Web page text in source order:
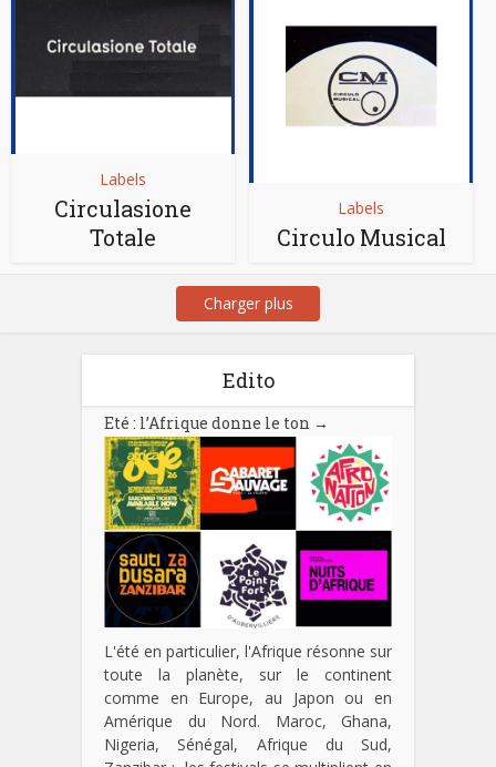
Labels
Circulasione
Totale
Labels
Circulo Musical
Charger plus
Edito
Eté : l’Afrique donne le ton →
L'été en particulier, l'Afrique résonne sur
toute la planète, sur le continent
comme en Europe, au Japon ou en
Amérique du Nord. Maroc, Ghana,
Nigeria, Sénégal, Afrique du Sud,